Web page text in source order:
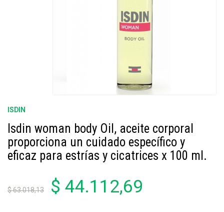
ISDIN
Isdin woman body Oil, aceite corporal
proporciona un cuidado específico y
eficaz para estrías y cicatrices x 100 ml.
$ 63.018,13 $ 44.112,69